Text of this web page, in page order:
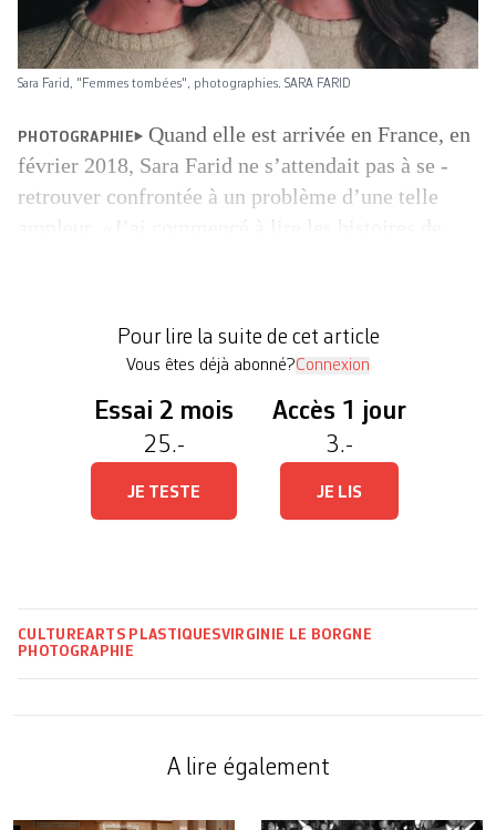
Sara Farid, "Femmes tombées", photographies. SARA FARID
PHOTOGRAPHIE
Quand elle est arrivée en France, en
février 2018, Sara Farid ne s’attendait pas à se ­
retrouver confrontée à un ­problème d’une telle
Pour lire la suite de cet article
Vous êtes déjà abonné?Connexion
Essai 2 mois
25.-
JE TESTE
Accès 1 jour
3.-
JE LIS
CULTUREARTS PLASTIQUESVIRGINIE LE BORGNE
PHOTOGRAPHIE
A lire également